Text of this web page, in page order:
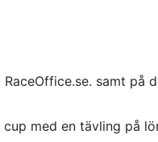
samt på
med en tävling på